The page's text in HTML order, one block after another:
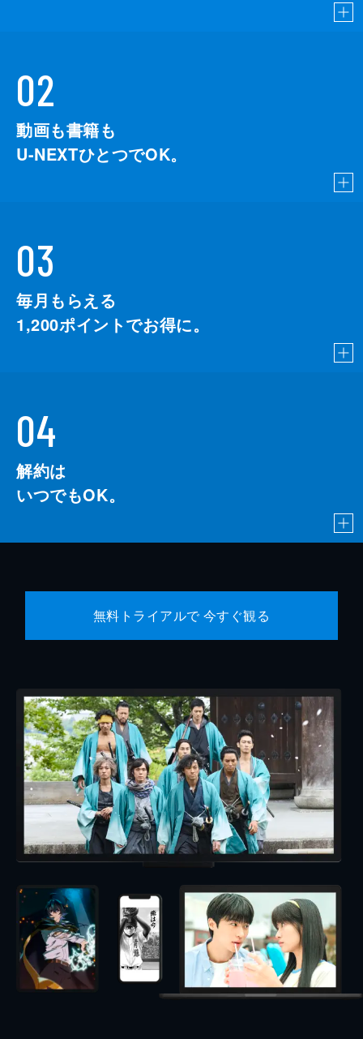
02
動画も書籍も
U-NEXTひとつでOK。
03
毎月もらえる
1,200ポイントでお得に。
04
解約は
いつでもOK。
無料トライアルで 今すぐ観る